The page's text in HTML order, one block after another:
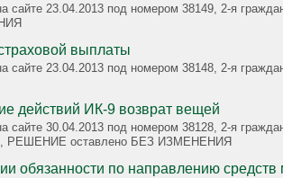
сайте 23.04.2013 под номером 38149, 2-я
выплаты
сайте 23.04.2013 под номером 38148, 2-я
действий ИК-9 возврат вещей
сайте 30.04.2013 под номером 38128, 2-я
РЕШЕНИЕ оставлено БЕЗ ИЗМЕНЕНИЯ